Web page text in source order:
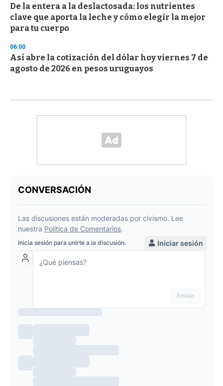
De la entera a la deslactosada: los nutrientes
clave que aporta la leche y cómo elegir la mejor
para tu cuerpo
06:00
Así abre la cotización del dólar hoy viernes 7 de
agosto de 2026 en pesos uruguayos